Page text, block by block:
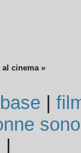
cinema »